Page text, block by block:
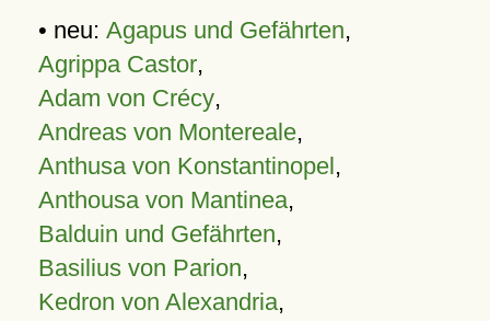
• neu: Agapus und Gefährten,
Agrippa Castor,
Adam von Crécy,
Andreas von Montereale,
Anthusa von Konstantinopel,
Anthousa von Mantinea,
Balduin und Gefährten,
Basilius von Parion,
Kedron von Alexandria,